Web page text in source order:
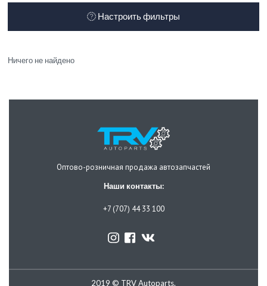
Настроить фильтры
Ничего не найдено
Оптово-розничная продажа автозапчастей
Наши контакты:
+7 (707) 44 33 100
2019 © TRV Autoparts.